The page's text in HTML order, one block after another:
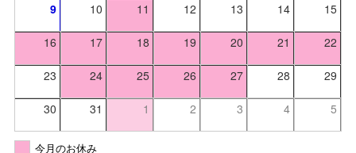
9 10 11 12 13 14 15
16 17 18 19 20 21 22
23 24 25 26 27 28 29
30 31 1 2 3 4 5
今月のお休み